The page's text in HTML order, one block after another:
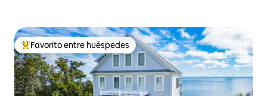
Favorito entre los huéspedes más destacados
Favorito entre huéspedes